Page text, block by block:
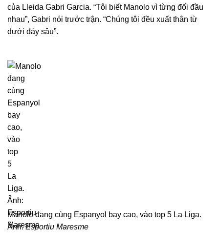
của Lleida Gabri Garcia. “Tôi biết Manolo vì từng đối đầu
nhau”, Gabri nói trước trận. “Chúng tôi đều xuất thân từ
dưới đáy sâu”.
Manolo đang cùng Espanyol bay cao, vào top 5 La Liga.
Ảnh:Esportiu Maresme